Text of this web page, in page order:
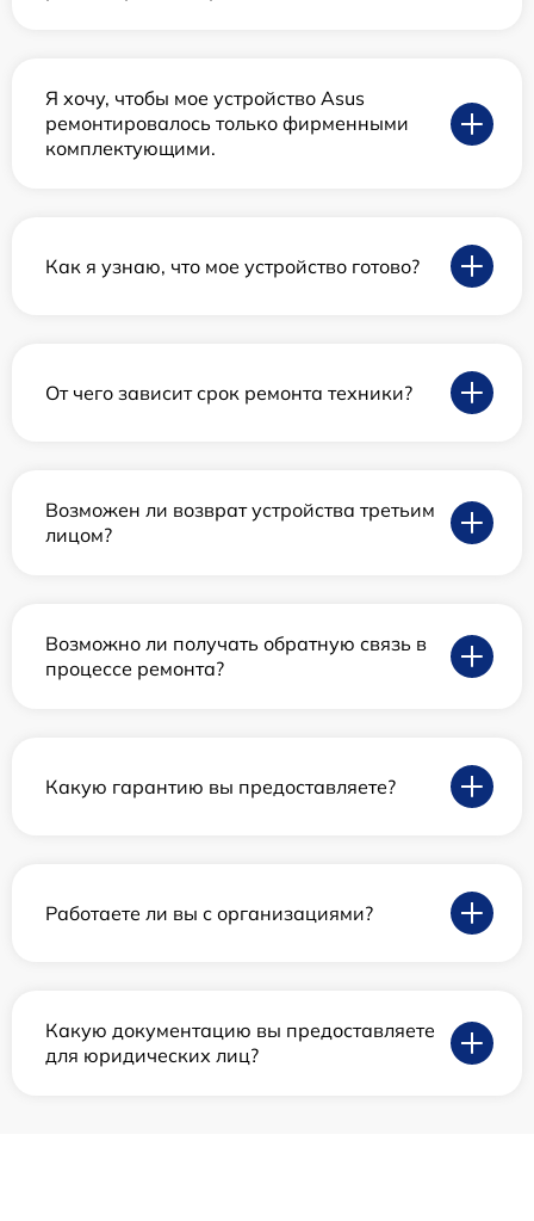
Я хочу, чтобы мое устройство Asus
ремонтировалось только фирменными
комплектующими.
Как я узнаю, что мое устройство готово?
От чего зависит срок ремонта техники?
Возможен ли возврат устройства третьим
лицом?
Возможно ли получать обратную связь в
процессе ремонта?
Какую гарантию вы предоставляете?
Работаете ли вы с организациями?
Какую документацию вы предоставляете
для юридических лиц?